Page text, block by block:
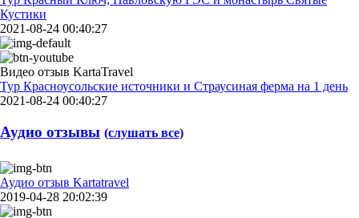
Кустики
2021-08-24 00:40:27
Видео отзыв KartaTravel
Тур Красноусольские источники и Страусиная ферма на 1 день
2021-08-24 00:40:27
Аудио отзывы (слушать все)
Аудио отзыв Kartatravel
2019-04-28 20:02:39